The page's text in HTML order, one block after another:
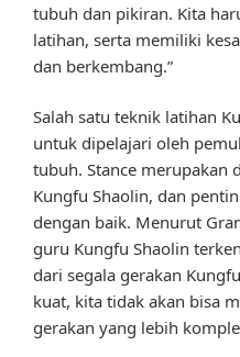
tubuh dan pikiran. Kita
latihan, serta memiliki
dan berkembang.”
Salah satu teknik latihan
untuk dipelajari oleh
tubuh. Stance merupakan
Kungfu Shaolin, dan
dengan baik. Menurut
guru Kungfu Shaolin
dari segala gerakan
kuat, kita tidak akan bisa
gerakan yang lebih